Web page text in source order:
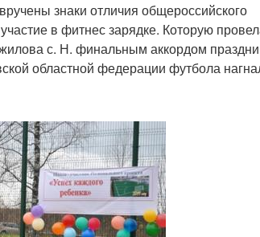
знаки отличия общероссийского
в фитнес зарядке. Которую
с. Н. финальным аккордом
областной федерации футбола